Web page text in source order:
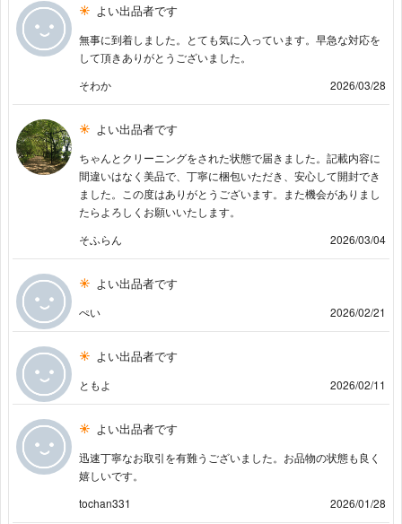
よい出品者です
無事に到着しました。とても気に入っています。早急な対応を
して頂きありがとうございました。
そわか
2026/03/28
よい出品者です
ちゃんとクリーニングをされた状態で届きました。記載内容に
間違いはなく美品で、丁寧に梱包いただき、安心して開封でき
ました。この度はありがとうございます。また機会がありまし
たらよろしくお願いいたします。
そふらん
2026/03/04
よい出品者です
ぺい 2026/02/21
よい出品者です
ともよ 2026/02/11
よい出品者です
迅速丁寧なお取引を有難うございました。お品物の状態も良く
嬉しいです。
tochan331
2026/01/28